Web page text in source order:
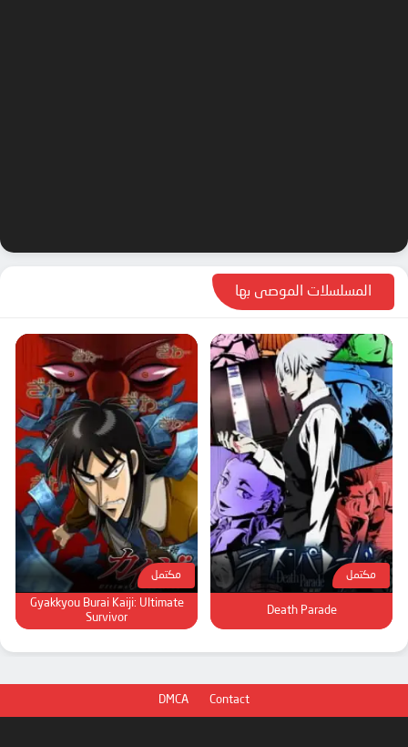
المسلسلات الموصى بها
مكتمل
Death Parade
مكتمل
Gyakkyou Burai Kaiji: Ultimate
Survivor
DMCA Contact